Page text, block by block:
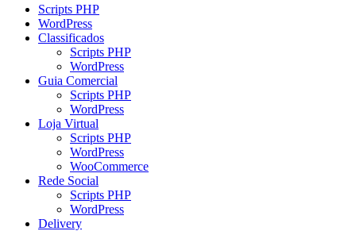
Scripts PHP
WordPress
Classificados
Scripts PHP
WordPress
Guia Comercial
Scripts PHP
WordPress
Loja Virtual
Scripts PHP
WordPress
WooCommerce
Rede Social
Scripts PHP
WordPress
Delivery